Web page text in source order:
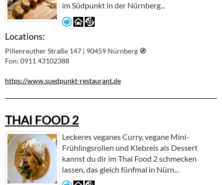
im Südpunkt in der Nürnberg...
Locations:
Pillenreuther Straße 147 | 90459 Nürnberg 🧭︎
Fon: 0911 43102388
https://www.suedpunkt-restaurant.de
THAI FOOD 2
Leckeres veganes Curry, vegane Mini-
Frühlingsrollen und Klebreis als Dessert
kannst du dir im Thai Food 2 schmecken
lassen, das gleich fünfmal in Nürn...